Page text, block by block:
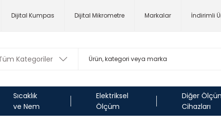
Dijital Kumpas Dijital Mikrometre Markalar İndirimli
Sıcaklık
ve Nem
Elektriksel
Ölçüm
Diğer
Cihazları